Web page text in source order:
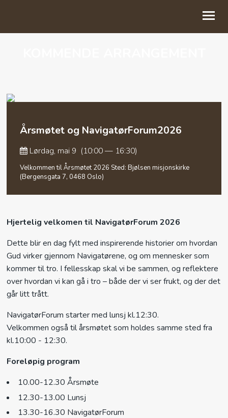
BUTIKK
TIL INSPIRASJON
OM OSS
Årsmøtet og NavigatørForum2026
Lørdag, mai 9 (10:00 — 16:30)
Velkommen til Årsmøtet 2026 Sted: Bjølsen misjonskirke
(Bergensgata 7, 0468 Oslo)
Hjertelig velkomen til NavigatørForum 2026
Dette blir en dag fylt med inspirerende historier om hvordan
Gud virker gjennom Navigatørene, og om mennesker som
kommer til tro. I fellesskap skal vi be sammen, og reflektere
over hvordan vi kan gå i tro – både der vi ser frukt, og der det
går litt trått.
NavigatørForum starter med lunsj kl.12:30.
Velkommen også til årsmøtet som holdes samme sted fra
kl.10:00 - 12:30.
Foreløpig program
10.00-12.30 Årsmøte
12.30-13.00 Lunsj
13.30-16.30 NavigatørForum